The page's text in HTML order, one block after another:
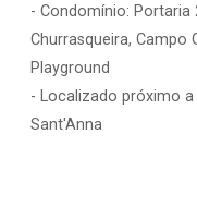
- Condomínio: Portaria
Churrasqueira, Campo
Playground
- Localizado próximo
Sant'Anna